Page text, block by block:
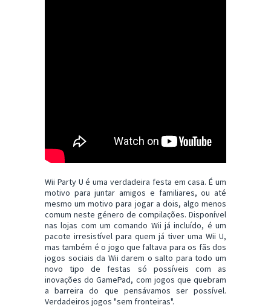
Wii Party U é uma verdadeira festa em casa. É um
motivo para juntar amigos e familiares, ou até
mesmo um motivo para jogar a dois, algo menos
comum neste género de compilações. Disponível
nas lojas com um comando Wii já incluído, é um
pacote irresistível para quem já tiver uma Wii U,
mas também é o jogo que faltava para os fãs dos
jogos sociais da Wii darem o salto para todo um
novo tipo de festas só possíveis com as
inovações do GamePad, com jogos que quebram
a barreira do que pensávamos ser possível.
Verdadeiros jogos "sem fronteiras".